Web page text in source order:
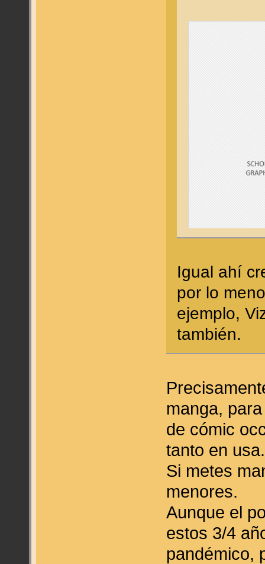
Igual ahí
por lo
ejemplo,
también.
manga,
de cómic
tanto en usa.
Si metes
menores.
Aunque el
estos 3/4
pandémico,